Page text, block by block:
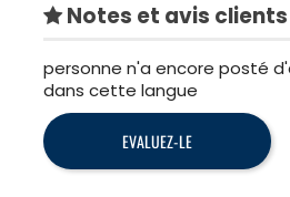
Notes et avis clients
personne n'a encore posté
dans cette langue
EVALUEZ-LE